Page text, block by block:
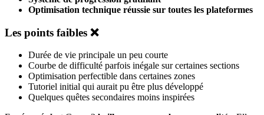
Optimisation technique réussie sur toutes les plateformes
Les points faibles ❌
Durée de vie principale un peu courte
Courbe de difficulté parfois inégale sur certaines sections
Optimisation perfectible dans certaines zones
Tutoriel initial qui aurait pu être plus développé
Quelques quêtes secondaires moins inspirées